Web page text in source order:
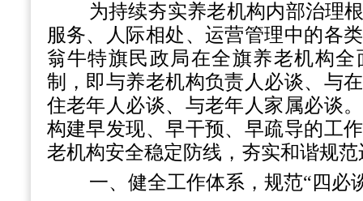
为持续夯实养老机构内部治理
服务、人际相处、运营管理中的各
翁牛特旗民政局在全旗养老机构全
制，即与养老机构负责人必谈、与
住老年人必谈、与老年人家属必谈
构建早发现、早干预、早疏导的工
老机构安全稳定防线，夯实和谐规
一、健全工作体系，规范“四必